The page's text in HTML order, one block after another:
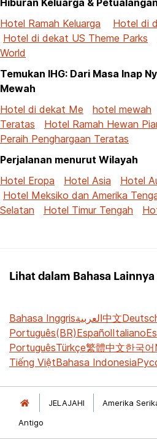
Hotel Ramah Keluarga
Hotel di
Hotel di dekat US Theme Parks
World
Temukan IHG: Dari Masa Inap
Mewah
Hotel di dekat Me
hotel mewah
Teratas
Hotel Ramah Hewan
Peraih Penghargaan Teratas
Perjalanan menurut Wilayah
Hotel Eropa
Hotel Asia
Hotel
Hotel Meksiko dan Amerika
Selatan
Hotel Timur Tengah
Lihat dalam Bahasa Lainnya
Bahasa Inggrisالعربية中文
Português(BR)EspañolItaliano
PortuguêsTürkçe繁體中文한국어
Tiếng ViệtBahasa Indonesia
JELAJAHI Amerika
Antigo